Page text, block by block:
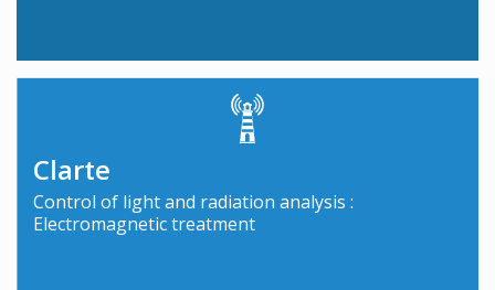
Clarte
Control of light and radiation analysis :
Electromagnetic treatment